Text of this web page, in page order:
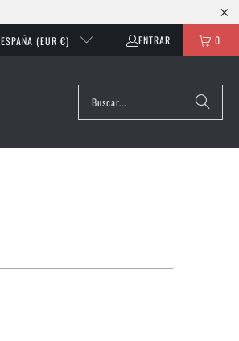
ESPAÑA (EUR €) ENTRAR 0